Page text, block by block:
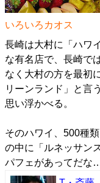
いろいろカオス
長崎は大村に「ハワ
な有名店で、長崎で
なく大村の方を最初
リーンランド」と言
思い浮かべる。
そのハワイ、500種
の中に「ルネッサン
パフェがあってだな